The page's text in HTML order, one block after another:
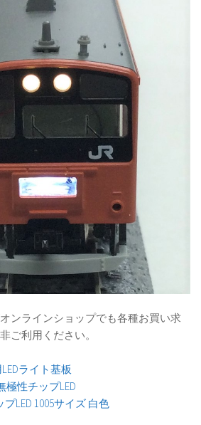
ンラインショップでも各種お買い求
ご利用ください。
ライト基板
極性チップLED
プLED 1005サイズ 白色